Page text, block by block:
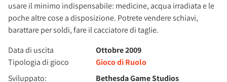
usare il minimo indispensabile: medicine, acqua irradiata e le
poche altre cose a disposizione. Potrete vendere schiavi,
barattare per soldi, fare il cacciatore di taglie.
Data di uscita
Ottobre 2009
Tipologia di gioco
Gioco di Ruolo
Sviluppato:
Bethesda Game Studios